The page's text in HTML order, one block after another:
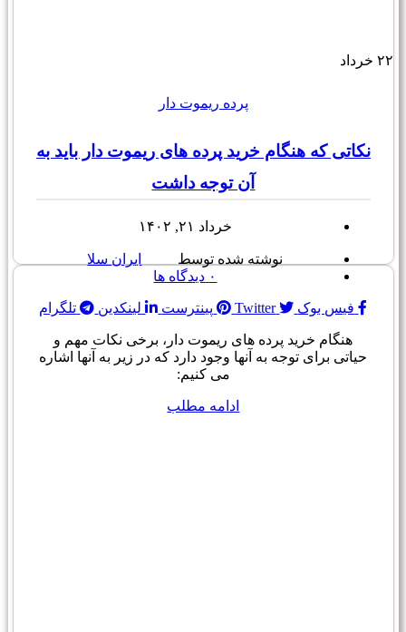
۲۲ خرداد
پرده ریموت دار
نکاتی که هنگام خرید پرده های ریموت دار باید به
آن توجه داشت
خرداد ۲۱, ۱۴۰۲
نوشته شده توسط
ایران سلا
۰ دیدگاه ها
فیس بوک Twitter پینترست لینکدین تلگرام
هنگام خرید پرده های ریموت دار، برخی نکات مهم و
حیاتی برای توجه به آنها وجود دارد که در زیر به آنها اشاره
می کنیم:
ادامه مطلب